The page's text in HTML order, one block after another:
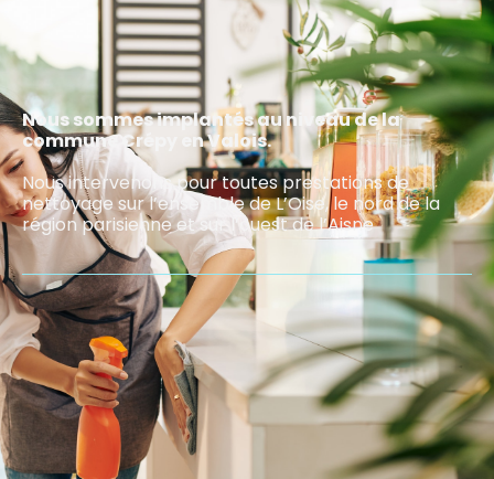
Nous sommes implantés au niveau de la
commune Crépy en Valois.
Nous intervenons pour toutes prestations de
nettoyage sur l’ensemble de L’Oise, le nord de la
région parisienne et sur l’ouest de l’Aisne